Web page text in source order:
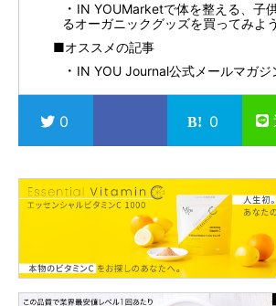
IN YOUMarketで体を整える、子
るオーガニックグッズを買ってみよう
■オススメの記事
IN YOU Journal公式メールマガジ
0 0